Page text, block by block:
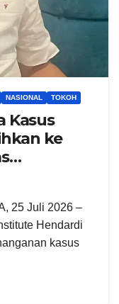
NASIONAL TOKOH
Kasus
ke
25 Juli 2026 –
Hendardi
kasus